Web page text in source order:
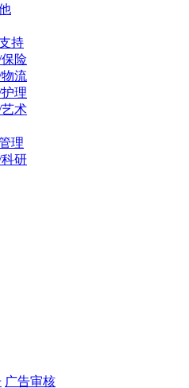
持
险
流
理
术
理
研
广告审核